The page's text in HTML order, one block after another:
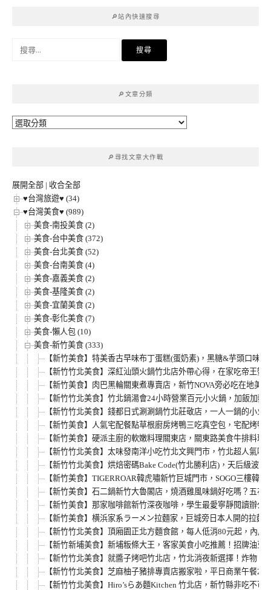
🔎站內快速搜尋
🔎文章分類
🔎
🔎尋找文章大作戰
展開全部 | 收合全部
♥台灣旅遊♥ (34)
♥台灣美食♥ (989)
美食-南投美食 (2)
美食-台中美食 (372)
美食-台北美食 (52)
美食-台南美食 (4)
美食-嘉義美食 (2)
美食-基隆美食 (2)
美食-宜蘭美食 (2)
美食-彰化美食 (7)
美食-懶人包 (10)
美食-新竹美食 (333)
【新竹美食】特美香古早味布丁蛋糕(蛋奶素)，黑糖&芋頭口味
【新竹竹北美食】深紅汕頭火鍋竹北店外帶心得，在家吃帝王
【新竹美食】肉巴黑輪關東煮專賣店，新竹NOVA旁必吃在地
【新竹竹北美食】竹北鍋湯會24小時營業百元小火鍋，加飯加
【新竹竹北美食】錢都日式涮涮鍋竹北莊敬店，一人一鍋的小
【新竹美食】人氣宅配餐點草根廚房烤鴨三吃真空包，宅配烤
【新竹美食】硬派主廚的軟嫩料理關東店，關東路美食牛排料
【新竹竹北美食】太味發南洋小吃竹北文興門市，竹北超人氣
【新竹竹北美食】烘焙密碼Bake Code(竹北勝利店)，天后級波
【新竹美食】TIGERROAR韓虎嘯新竹巨城門市，SOGO三樓
【新竹美食】石二鍋新竹大魯閣店，燒酒雞風味鍋好吃嗎？五花
【新竹美食】那家咖啡館新竹深夜咖啡，學生最愛寧靜閱讀辦
【新竹美食】横浜家系ラーメン拉麵家，巨城旁日本人開的拉
【新竹竹北美食】頂廂園正北方麵食館，每人低消80元起，內
【新竹新埔美食】新埔粄條大王，客家美食小吃推薦！招牌油
【新竹竹北美食】就醬子烤吧竹北店，竹北消夜新選擇！炸物
【新竹竹北美食】芝麻柚子豬排專賣店搬家啦，平日商業午餐
【新竹竹北美食】Hiro’sらあ麵Kitchen 竹北店，新竹縣非吃不